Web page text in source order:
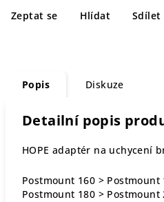
Zeptat se Hlídat Sdílet
Popis Diskuze
Detailní popis
HOPE adaptér na uchycení
Postmount 160 > Postmount
Postmount 180 > Postmount